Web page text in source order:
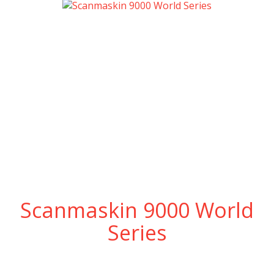
Scanmaskin 9000 World
Series